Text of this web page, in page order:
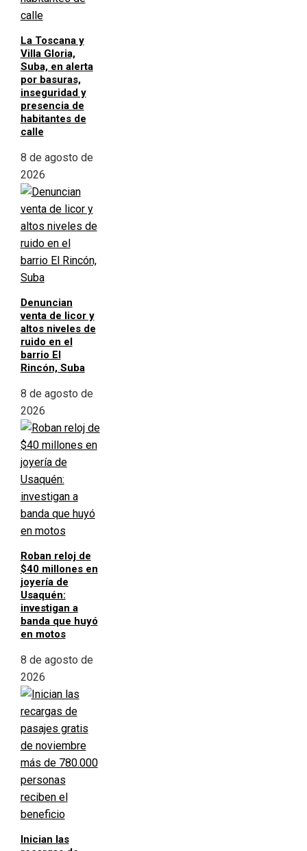
La Toscana y
Villa Gloria,
Suba, en alerta
por basuras,
inseguridad y
presencia de
habitantes de
calle
8 de agosto de
2026
Denuncian
venta de licor y
altos niveles de
ruido en el
barrio El
Rincón, Suba
8 de agosto de
2026
Roban reloj de
$40 millones en
joyería de
Usaquén:
investigan a
banda que huyó
en motos
8 de agosto de
2026
Inician las